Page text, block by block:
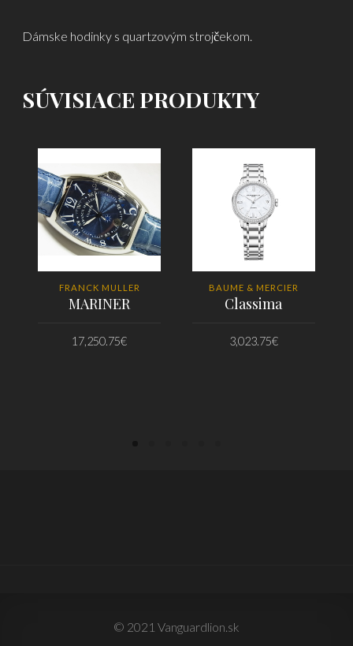
Dámske hodinky s quartzovým strojčekom.
SÚVISIACE PRODUKTY
FRANCK MULLER
MARINER
17,250.75€
BAUME & MERCIER
Classima
3,023.75€
© 2021 Vanguardlion.sk